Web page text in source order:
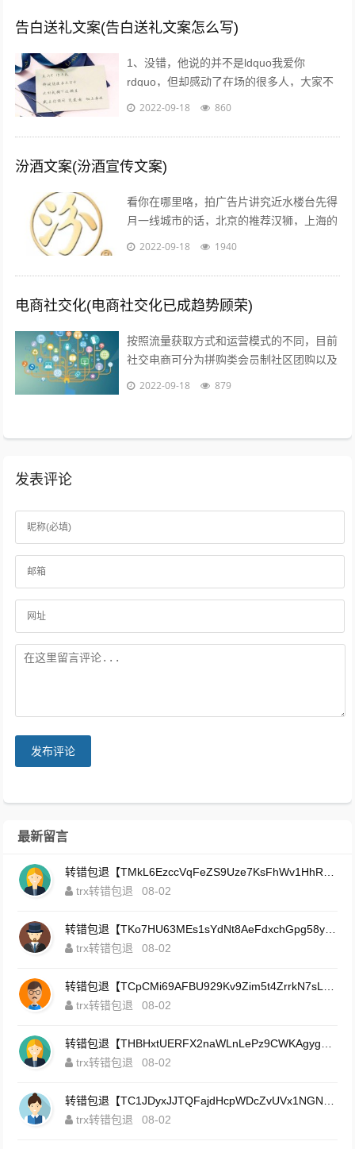
告白送礼文案(告白送礼文案怎么写)
1、没错，他说的并不是ldquo我爱你
rdquo，但却感动了在场的很多人，大家不
约而同的为他鼓掌所以我说，真正适合520
2022-09-18 860
汾酒文案(汾酒宣传文案)
看你在哪里咯，拍广告片讲究近水楼台先得
月一线城市的话，北京的推荐汉狮，上海的
赤马，广州的平方影视，深圳的就宝视达了
2022-09-18 1940
电商社交化(电商社交化已成趋势顾荣)
按照流量获取方式和运营模式的不同，目前
社交电商可分为拼购类会员制社区团购以及
内容类四种典型的商业模式拼购类以拼多多
2022-09-18 879
发表评论
发布评论
最新留言
trx转错包退
08-02
trx转错包退
08-02
trx转错包退
08-02
trx转错包退
08-02
trx转错包退
08-02